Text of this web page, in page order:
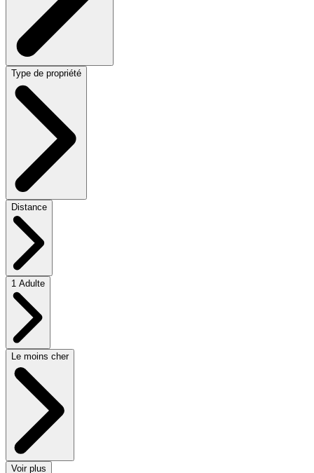
Type de propriété
Distance
1 Adulte
Le moins cher
Voir plus